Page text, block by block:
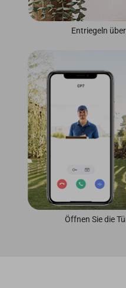
Entriegeln
Öffnen Sie die